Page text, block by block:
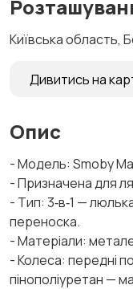
Київська область,
Дивитись на
Опис
- Модель: Smoby
- Призначена для
- Тип: 3‑в‑1 —
переноска.
- Матеріали:
- Колеса: передні
пінополіуретан —